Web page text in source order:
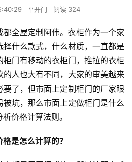
平开门 阅读 324
全屋定制阿伟。衣柜作为一个家
什么款式，什么材质，一直都是
门有移动的衣柜门，推拉的衣柜
的人也大有不同，大家的审美越来
了，但市面上定制柜门的厂家眼
坑，那么市面上定做柜门是什么
价格计算法则。
是怎么计算的？